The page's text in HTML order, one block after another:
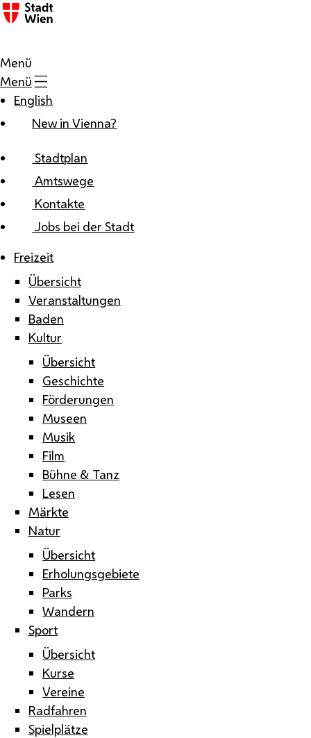
Zum Inhalt
Menü
Menü
English
New in Vienna?
Stadtplan
Amtswege
Kontakte
Jobs bei der Stadt
Freizeit
Übersicht
Veranstaltungen
Baden
Kultur
Übersicht
Geschichte
Förderungen
Museen
Musik
Film
Bühne & Tanz
Lesen
Märkte
Natur
Übersicht
Erholungsgebiete
Parks
Wandern
Sport
Übersicht
Kurse
Vereine
Radfahren
Spielplätze